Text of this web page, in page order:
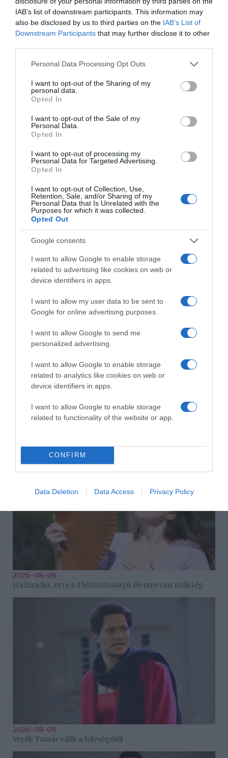
IAB’s list of downstream participants. This information may
also be disclosed by us to third parties on the IAB’s List of
Downstream Participants that may further disclose it to other
Please note that this website/app uses one or more Google
not limited to your visit or usage behaviour. You may click to
grant or deny consent to Google and its third-party tags to
use your data for below specified purposes in below Google
consent section.
Personal Data Processing Opt Outs
I want to opt-out of the Sharing of my
personal data.
Opted In
I want to opt-out of the Sale of my
Personal Data.
Opted In
I want to opt-out of processing my
Personal Data for Targeted Advertising.
Opted In
I want to opt-out of Collection, Use,
Retention, Sale, and/or Sharing of my
Personal Data that Is Unrelated with the
Purposes for which it was collected.
Opted Out
Google consents
I want to allow Google to enable storage
related to advertising like cookies on web or
device identifiers in apps.
I want to allow my user data to be sent to
Google for online advertising purposes.
I want to allow Google to send me
personalized advertising.
I want to allow Google to enable storage
related to analytics like cookies on web or
device identifiers in apps.
I want to allow Google to enable storage
related to functionality of the website or app.
CONFIRM
Data Deletion Data Access Privacy Policy
A férfiak elég okosak ahhoz, hogy átlássanak a szitán, és
észrevegyék, hogy másnak próbálod eladni magad, mint
amilyen valójában vagy. A legjobb, ha mindig az igazi
is, mert azzal együtt vagy kerek egész. Esetleg elsüthetsz
rá egy poént, és máris nincs mit takargatnod. Minden
ezt elfogadod, az nagy hatással lesz a partneredre, hiszen
hatalmas önbizalomra utal.
többet aggódsz emiatt, annál görcsösebben próbálsz
majd mások felé közeledni, sikertelenül. Inkább vegyél
önmagad. Ennél többre nem lesz szükséged.
szabályok ,vonzódás,figyelemfelkeltés
Korábbi bejegyzések
HASONLÓ BEJEGYZÉSEK
2026-08-09.
Ha izzadsz, erre a 3 létfontosságú elemre van szükség
2026-08-09.
Veréb Tamás válik a feleségétől